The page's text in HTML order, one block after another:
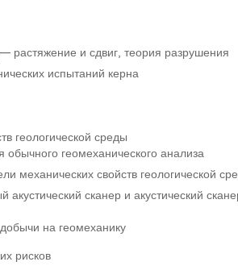
растяжение и сдвиг, теория разрушения
испытаний керна
геологической среды
геомеханического анализа
механических свойств геологической
сканер и акустический
на геомеханику
рисков